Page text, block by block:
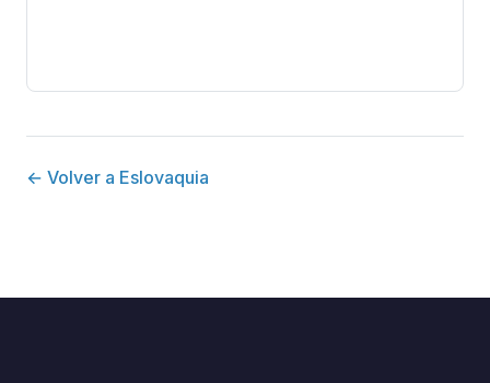
← Volver a Eslovaquia